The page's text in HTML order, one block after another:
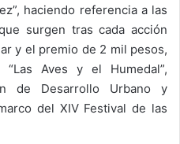
haciendo referencia a las
surgen tras cada acción
y el premio de 2 mil pesos,
Aves y el Humedal”,
de Desarrollo Urbano y
del XIV Festival de las